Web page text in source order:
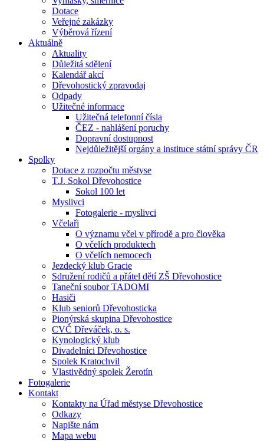
Dotace
Veřejné zakázky
Výběrová řízení
Aktuálně
Aktuality
Důležitá sdělení
Kalendář akcí
Dřevohostický zpravodaj
Odpady
Užitečné informace
Užitečná telefonní čísla
ČEZ - nahlášení poruchy
Dopravní dostupnost
Nejdůležitější orgány a instituce státní správy ČR
Spolky
Dotace z rozpočtu městyse
T.J. Sokol Dřevohostice
Sokol 100 let
Myslivci
Fotogalerie - myslivci
Včelaři
O významu včel v přírodě a pro člověka
O včelích produktech
O včelích nemocech
Jezdecký klub Gracie
Sdružení rodičů a přátel dětí ZŠ Dřevohostice
Taneční soubor TADOMI
Hasiči
Klub seniorů Dřevohosticka
Pionýrská skupina Dřevohostice
CVČ Dřeváček, o. s.
Kynologický klub
Divadelníci Dřevohostice
Spolek Kratochvil
Vlastivědný spolek Žerotín
Fotogalerie
Kontakt
Kontakty na Úřad městyse Dřevohostice
Odkazy
Napište nám
Mapa webu